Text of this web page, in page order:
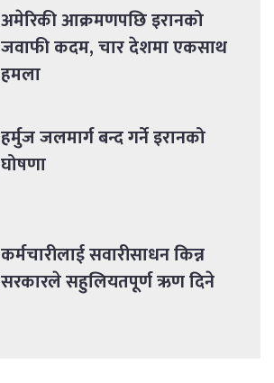
अमेरिकी आक्रमणपछि इरानको
जवाफी कदम, चार देशमा एकसाथ
हमला
हर्मुज जलमार्ग बन्द गर्ने इरानको
घोषणा
कर्मचारीलाई सवारीसाधन किन्न
सरकारले सहुलियतपूर्ण ऋण दिने